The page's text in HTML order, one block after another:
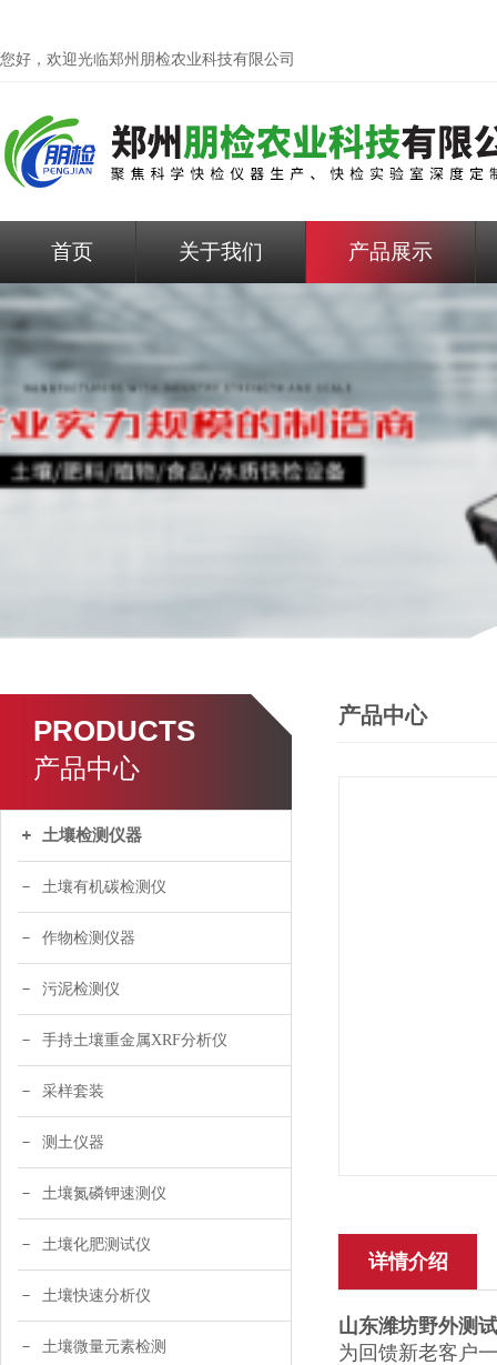
您好，欢迎光临郑州朋检农业科技有限公司
首页 关于我们 产品展示
PRODUCTS
产品中心
土壤检测仪器
土壤有机碳检测仪
作物检测仪器
污泥检测仪
手持土壤重金属XRF分析仪
采样套装
测土仪器
土壤氮磷钾速测仪
土壤化肥测试仪
土壤快速分析仪
土壤微量元素检测
产品中心
详情介绍
山东潍坊野外测
为回馈新老客户